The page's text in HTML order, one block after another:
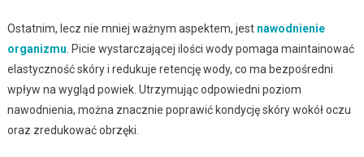
Ostatnim, lecz nie mniej ważnym aspektem, jest nawodnienie
organizmu . Picie wystarczającej ilości wody pomaga maintainować
elastyczność skóry i redukuje retencję wody, co ma bezpośredni
wpływ na wygląd powiek. Utrzymując odpowiedni poziom
nawodnienia, można znacznie poprawić kondycję skóry wokół oczu
oraz zredukować obrzęki.